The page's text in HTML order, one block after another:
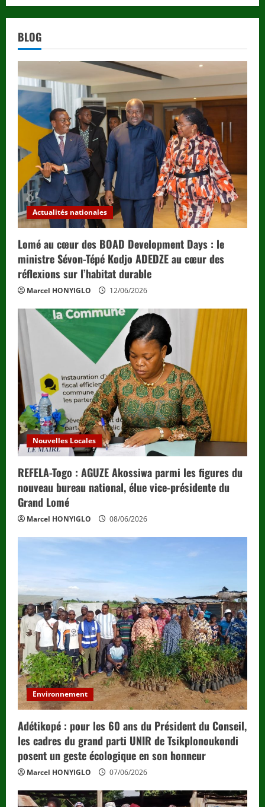
BLOG
Actualités nationales
Lomé au cœur des BOAD Development Days : le
ministre Sévon-Tépé Kodjo ADEDZE au cœur des
réflexions sur l’habitat durable
Marcel HONYIGLO 12/06/2026
Nouvelles Locales
REFELA-Togo : AGUZE Akossiwa parmi les figures du
nouveau bureau national, élue vice-présidente du
Grand Lomé
Marcel HONYIGLO 08/06/2026
Environnement
Adétikopé : pour les 60 ans du Président du Conseil,
les cadres du grand parti UNIR de Tsikplonoukondi
posent un geste écologique en son honneur
Marcel HONYIGLO 07/06/2026